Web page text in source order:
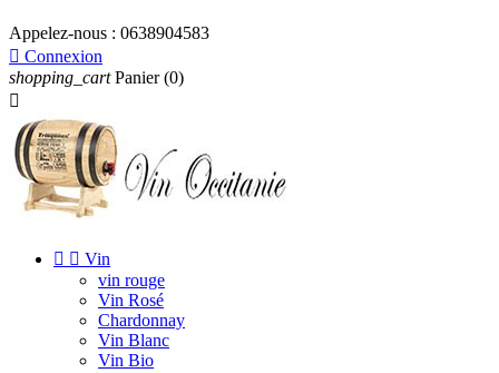
Appelez-nous : 0638904583
 Connexion
shopping_cart Panier (0)

  Vin
vin rouge
Vin Rosé
Chardonnay
Vin Blanc
Vin Bio